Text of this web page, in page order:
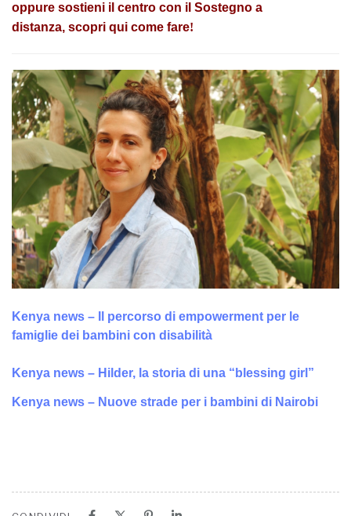
oppure sostieni il centro con il Sostegno a
distanza, scopri qui come fare!
Kenya news – Il percorso di empowerment per le
famiglie dei bambini con disabilità
Kenya news – Hilder, la storia di una “blessing girl”
Kenya news – Nuove strade per i bambini di Nairobi